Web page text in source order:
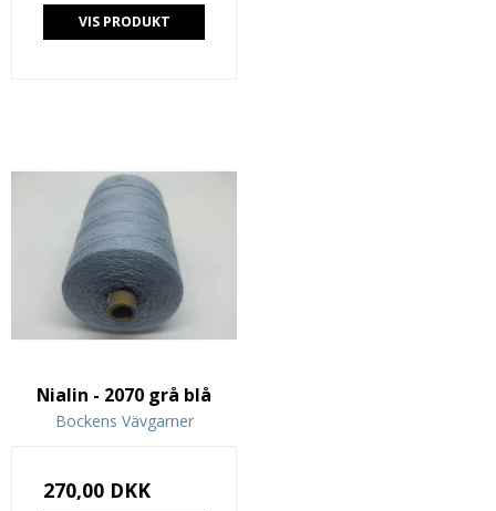
VIS PRODUKT
Nialin - 2070 grå blå
Bockens Vävgarner
270,00 DKK